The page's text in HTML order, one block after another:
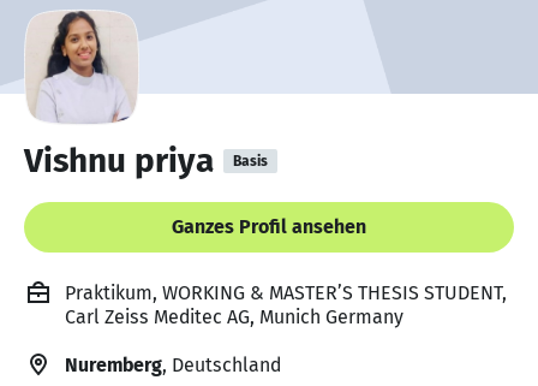
Vishnu priya Basis
Ganzes Profil ansehen
Praktikum, WORKING & MASTER’S THESIS STUDENT,
Carl Zeiss Meditec AG, Munich Germany
Nuremberg, Deutschland